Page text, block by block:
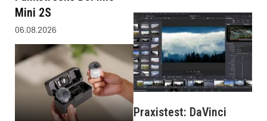
Mini 2S
06.08.2026
Praxistest: DaVinci